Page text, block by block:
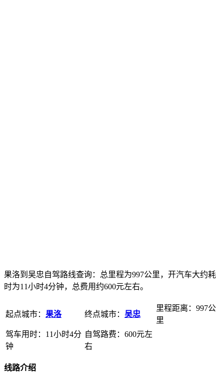
果洛到吴忠自驾路线查询：总里程为997公里，开汽车大约耗
时为11小时4分钟，总费用约600元左右。
起点城市： 果洛 终点城市： 吴忠
里程距离：997公
里
驾车用时：11小时4分
钟
自驾路费：600元左
右
线路介绍